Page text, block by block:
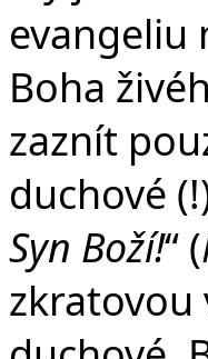
evangeliu
Boha
zaznít
duchové
Syn Boží!“ (
zkratovou